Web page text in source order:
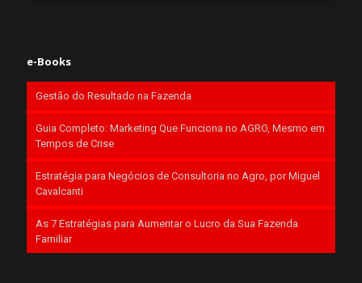
e-Books
Gestão do Resultado na Fazenda
Guia Completo: Marketing Que Funciona no AGRO, Mesmo em
Tempos de Crise
Estratégia para Negócios de Consultoria no Agro, por Miguel
Cavalcanti
As 7 Estratégias para Aumentar o Lucro da Sua Fazenda
Familiar